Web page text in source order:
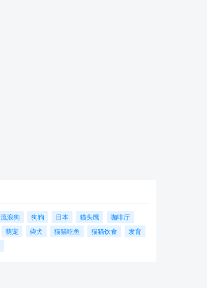
流浪狗 狗狗 日本 猫头鹰
咖啡厅
萌宠 柴犬 猫猫吃鱼 猫猫饮食
发育